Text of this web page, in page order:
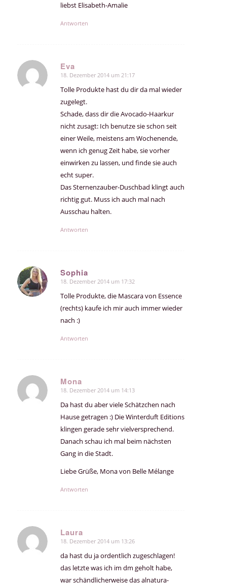
liebst Elisabeth-Amalie
Antworten
Eva
sagte:
18. Dezember 2014 um 21:17
Tolle Produkte hast du dir da mal wieder
zugelegt.
Schade, dass dir die Avocado-Haarkur
nicht zusagt: Ich benutze sie schon seit
einer Weile, meistens am Wochenende,
wenn ich genug Zeit habe, sie vorher
einwirken zu lassen, und finde sie auch
echt super.
Das Sternenzauber-Duschbad klingt auch
richtig gut. Muss ich auch mal nach
Ausschau halten.
Antworten
Sophia
sagte:
18. Dezember 2014 um 17:32
Tolle Produkte, die Mascara von Essence
(rechts) kaufe ich mir auch immer wieder
nach :)
Antworten
Mona
sagte:
18. Dezember 2014 um 14:13
Da hast du aber viele Schätzchen nach
Hause getragen :) Die Winterduft Editions
klingen gerade sehr vielversprechend.
Danach schau ich mal beim nächsten
Gang in die Stadt.
Liebe Grüße, Mona von Belle Mélange
Antworten
Laura
sagte:
18. Dezember 2014 um 13:26
da hast du ja ordentlich zugeschlagen!
das letzte was ich im dm geholt habe,
war schändlicherweise das alnatura-